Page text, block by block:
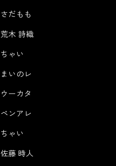
さだもも
荒木 詩織
ちゃい
まいのレ
ウーカタ
ペンアレ
ちゃい
佐藤 時人